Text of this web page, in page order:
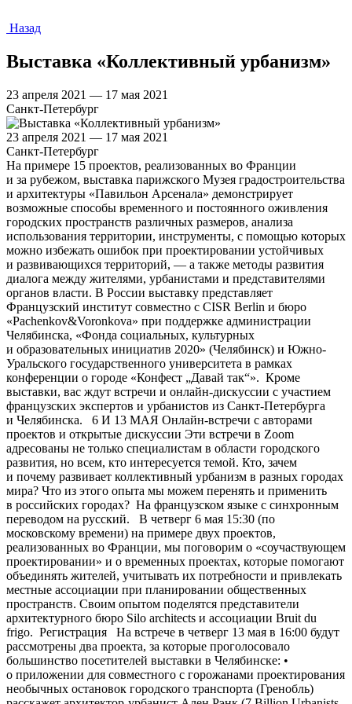
Назад
Выставка «Коллективный урбанизм»
23 апреля 2021 — 17 мая 2021
Санкт-Петербург
23 апреля 2021 — 17 мая 2021
Санкт-Петербург
На примере 15 проектов, реализованных во Франции
и за рубежом, выставка парижского Музея градостроительства
и архитектуры «Павильон Арсенала» демонстрирует
возможные способы временного и постоянного оживления
городских пространств различных размеров, анализа
использования территории, инструменты, с помощью которых
можно избежать ошибок при проектировании устойчивых
и развивающихся территорий, — а также методы развития
диалога между жителями, урбанистами и представителями
органов власти. В России выставку представляет
Французский институт совместно с CISR Berlin и бюро
«Pachenkov&Voronkova» при поддержке администрации
Челябинска, «Фонда социальных, культурных
и образовательных инициатив 2020» (Челябинск) и Южно-
Уральского государственного университета в рамках
конференции о городе «Конфест „Давай так“». Кроме
выставки, вас ждут встречи и онлайн-дискуссии с участием
французских экспертов и урбанистов из Санкт-Петербурга
и Челябинска. 6 И 13 МАЯ Онлайн-встречи с авторами
проектов и открытые дискуссии Эти встречи в Zoom
адресованы не только специалистам в области городского
развития, но всем, кто интересуется темой. Кто, зачем
и почему развивает коллективный урбанизм в разных городах
мира? Что из этого опыта мы можем перенять и применить
в российских городах? На французском языке с синхронным
переводом на русский. В четверг 6 мая 15:30 (по
московскому времени) на примере двух проектов,
реализованных во Франции, мы поговорим о «соучаствующем
проектировании» и о временных проектах, которые помогают
объединять жителей, учитывать их потребности и привлекать
местные ассоциации при планировании общественных
пространств. Своим опытом поделятся представители
архитектурного бюро Silo architects и ассоциации Bruit du
frigo. Регистрация На встрече в четверг 13 мая в 16:00 будут
рассмотрены два проекта, за которые проголосовало
большинство посетителей выставки в Челябинске: •
о приложении для совместного с горожанами проектирования
необычных остановок городского транспорта (Гренобль)